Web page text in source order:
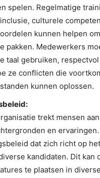
spelen. Regelmatige
culturele
kunnen helpen
pakken. Medewerkers
taal gebruiken, respectvol
ze conflicten die
kunnen oplossen.
trekt mensen
en
dat zich richt op het
kandidaten. Dit kan
te plaatsen in diverse